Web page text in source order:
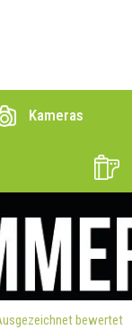
Kameras
bewertet